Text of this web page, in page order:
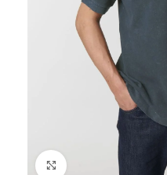
Click to enlarge